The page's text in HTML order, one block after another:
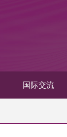
国际交流